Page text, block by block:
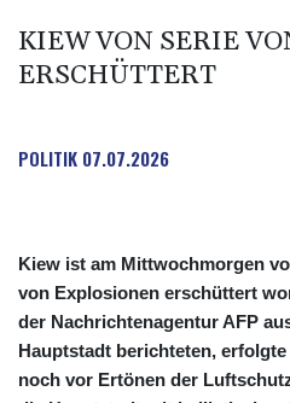
Infantinos Investorenplan:
Biathlon-Olympiasieger
KIEW VON SERIE
ERSCHÜTTERT
POLITIK 07.07.2026
Kiew ist am Mittwochmorgen
von Explosionen erschüttert
der Nachrichtenagentur AFP
Hauptstadt berichteten,
noch vor Ertönen der